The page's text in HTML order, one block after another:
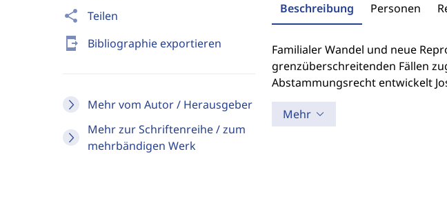
share Teilen
send_to_mobile Bibliographie exportieren
Mehr vom Autor / Herausgeber
Mehr zur Schriftenreihe / zum
mehrbändigen Werk
Beschreibung Personen
Familialer Wandel und neue
grenzüberschreitenden Fällen
Abstammungsrecht entwickelt
Mehr